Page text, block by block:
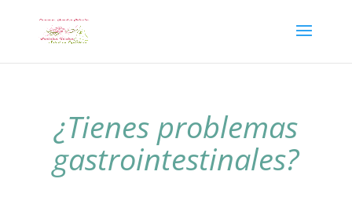
¿Tienes problemas
gastrointestinales?